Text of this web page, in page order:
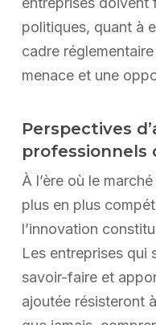
politiques, quant à
cadre
menace et une
Perspectives
professionnels
À l’ère où le
plus en plus
l’innovation
Les entreprises qui
savoir-faire et
ajoutée résisteront